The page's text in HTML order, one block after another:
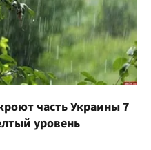
часть Украины 7
уровень